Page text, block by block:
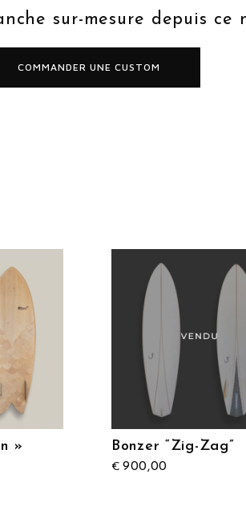
sur-mesure depuis ce
COMMANDER UNE CUSTOM
» Bonzer “Zig-Zag”
€ 900,00